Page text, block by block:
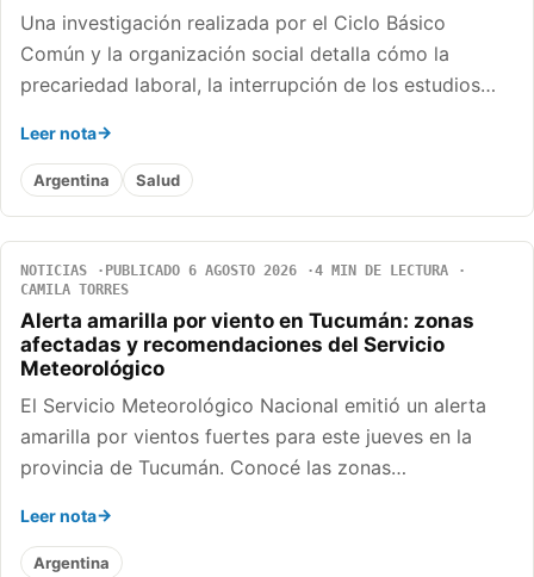
Una investigación realizada por el Ciclo Básico
Común y la organización social detalla cómo la
precariedad laboral, la interrupción de los estudios…
Leer nota
Argentina Salud
NOTICIAS PUBLICADO 6 AGOSTO 2026
4 MIN DE LECTURA
CAMILA TORRES
Alerta amarilla por viento en Tucumán: zonas
afectadas y recomendaciones del Servicio
Meteorológico
El Servicio Meteorológico Nacional emitió un alerta
amarilla por vientos fuertes para este jueves en la
provincia de Tucumán. Conocé las zonas…
Leer nota
Argentina